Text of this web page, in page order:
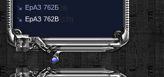
ЕрАЗ 762Б
ЕрАЗ 762В [135]